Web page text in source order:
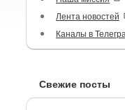
Лента новостей
Каналы в
Свежие посты